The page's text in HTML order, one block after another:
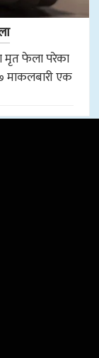
मृत फेला परेका
माकलबारी एक